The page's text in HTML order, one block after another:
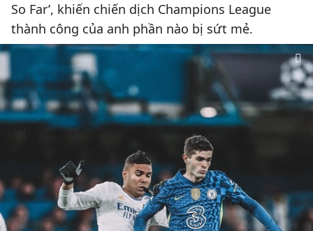
So Far’, khiến chiến dịch Champions League
thành công của anh phần nào bị sứt mẻ.